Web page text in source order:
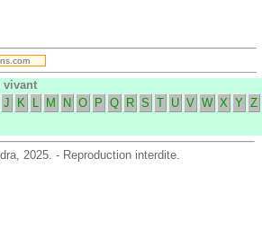
vivant
J K L M N O P Q R S T U V W X Y Z
, 2025. - Reproduction interdite.